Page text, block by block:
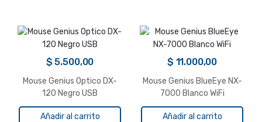
$ 5.500,00
Mouse Genius Optico DX-
120 Negro USB
Añadir al carrito
$ 11.000,00
Mouse Genius BlueEye NX-
7000 Blanco WiFi
Añadir al carrito